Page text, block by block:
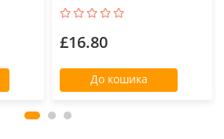
£16.80
До кошика